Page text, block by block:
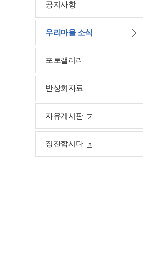
공지사항
우리마을 소식
포토갤러리
반상회자료
자유게시판
칭찬합시다